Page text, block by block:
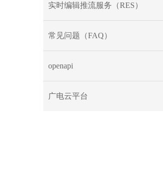
实时编辑推流服务（RES）
常见问题（FAQ）
openapi
广电云平台